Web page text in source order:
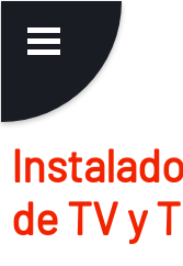
de TV y